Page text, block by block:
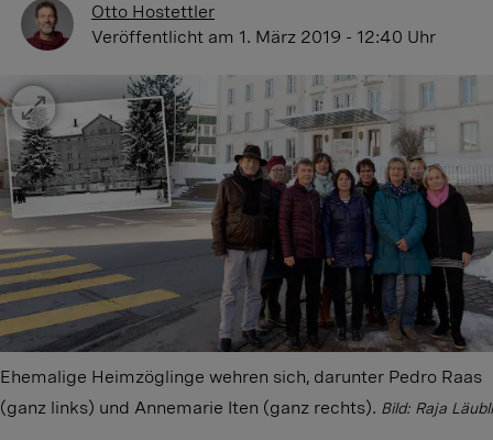
Otto Hostettler
Veröffentlicht am 1. März 2019 - 12:40 Uhr
Ehemalige Heimzöglinge wehren sich, darunter Pedro Raas
(ganz links) und Annemarie Iten (ganz rechts). Bild: Raja Läubli